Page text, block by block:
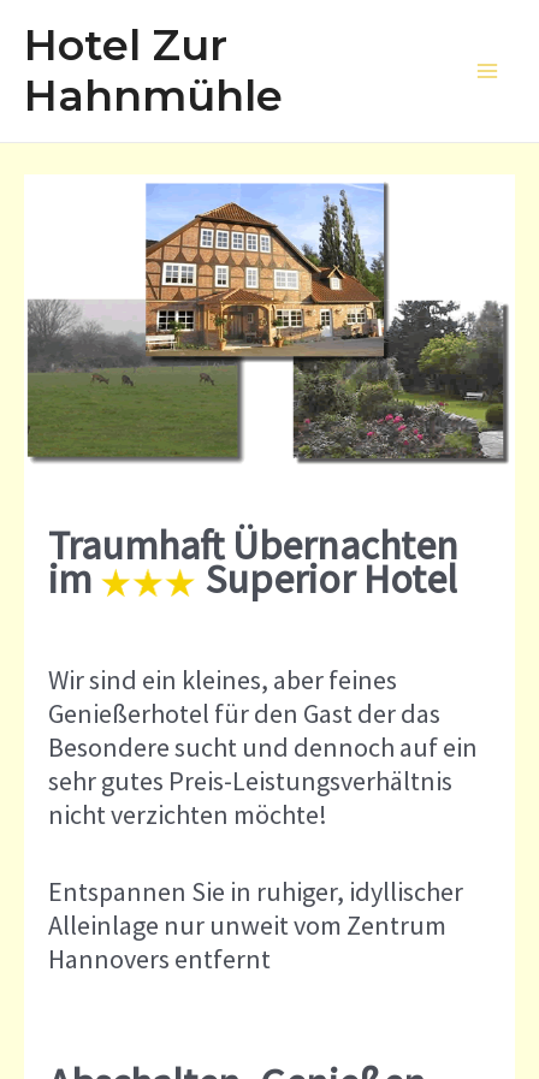
Inhalt
springen
Hotel Zur
Hahnmühle
Traumhaft Übernachten
im Superior Hotel
Wir sind ein kleines, aber feines
Genießerhotel für den Gast der das
Besondere sucht und dennoch auf ein
sehr gutes Preis-Leistungsverhältnis
nicht verzichten möchte!
Entspannen Sie in ruhiger, idyllischer
Alleinlage nur unweit vom Zentrum
Hannovers entfernt